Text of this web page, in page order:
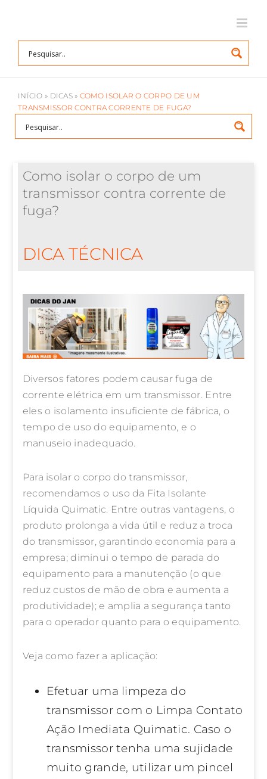
conteúdo
INÍCIO » DICAS » COMO ISOLAR O CORPO DE UM
TRANSMISSOR CONTRA CORRENTE DE FUGA?
Como isolar o corpo de um
transmissor contra corrente de
fuga?
DICA TÉCNICA
Diversos fatores podem causar fuga de
corrente elétrica em um transmissor. Entre
eles o isolamento insuficiente de fábrica, o
tempo de uso do equipamento, e o
manuseio inadequado.
Para isolar o corpo do transmissor,
recomendamos o uso da Fita Isolante
Líquida Quimatic. Entre outras vantagens, o
produto prolonga a vida útil e reduz a troca
do transmissor, garantindo economia para a
empresa; diminui o tempo de parada do
equipamento para a manutenção (o que
reduz custos de mão de obra e aumenta a
produtividade); e amplia a segurança tanto
para o operador quanto para o equipamento.
Veja como fazer a aplicação:
Efetuar uma limpeza do
transmissor com o Limpa Contato
Ação Imediata Quimatic. Caso o
transmissor tenha uma sujidade
muito grande, utilizar um pincel